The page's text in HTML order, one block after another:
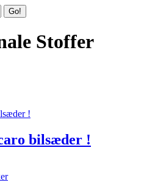
Stoffer
bilsæder !